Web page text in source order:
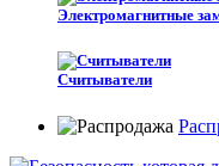
Электромагнитные
Считыватели